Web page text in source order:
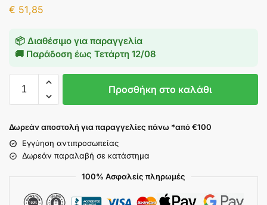
€ 51,85
📦 Διαθέσιμο για παραγγελία
🚚 Παράδοση έως Τετάρτη 12/08
Προσθήκη στο καλάθι
Δωρεάν αποστολή για παραγγελίες πάνω *από €100
Εγγύηση αντιπροσωπείας
Δωρεάν παραλαβή σε κατάστημα
100% Ασφαλείς πληρωμές